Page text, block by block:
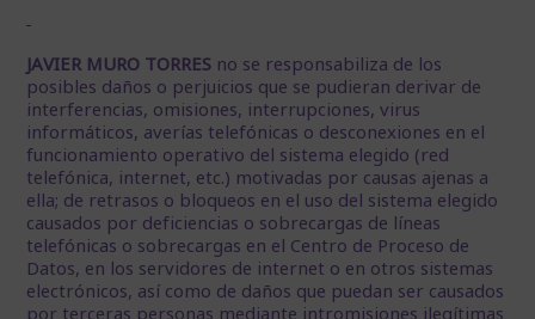
JAVIER MURO TORRES no se responsabiliza de los
posibles daños o perjuicios que se pudieran derivar de
interferencias, omisiones, interrupciones, virus
informáticos, averías telefónicas o desconexiones en el
funcionamiento operativo del sistema elegido (red
telefónica, internet, etc.) motivadas por causas ajenas a
ella; de retrasos o bloqueos en el uso del sistema elegido
causados por deficiencias o sobrecargas de líneas
telefónicas o sobrecargas en el Centro de Proceso de
Datos, en los servidores de internet o en otros sistemas
electrónicos, así como de daños que puedan ser causados
por terceras personas mediante intromisiones ilegítimas